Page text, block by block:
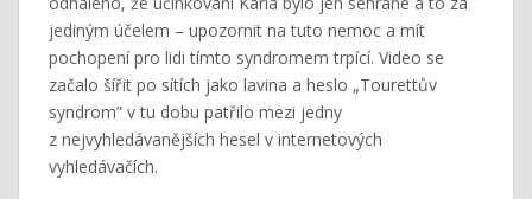
jediným účelem – upozornit na tuto nemoc a mít
pochopení pro lidi tímto syndromem trpící. Video se
začalo šířit po sítích jako lavina a heslo „Tourettův
syndrom” v tu dobu patřilo mezi jedny
z nejvyhledávanějších hesel v internetových
vyhledávačích.